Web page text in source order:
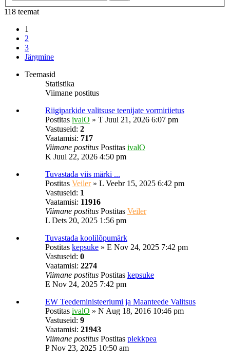
118 teemat
1
2
3
Järgmine
Teemasid
Statistika
Viimane postitus
Riigiparkide valitsuse teenijate vormiriietus
Postitas ivalO » T Juul 21, 2026 6:07 pm
Vastuseid: 2
Vaatamisi: 717
Viimane postitus Postitas ivalO
K Juul 22, 2026 4:50 pm
Tuvastada viis märki ...
Postitas Veiler» L Veebr 15, 2025 6:42 pm
Vastuseid: 1
Vaatamisi: 11916
Viimane postitus Postitas Veiler
L Dets 20, 2025 1:56 pm
Tuvastada koolilõpumärk
Postitas kepsuke » E Nov 24, 2025 7:42 pm
Vastuseid: 0
Vaatamisi: 2274
Viimane postitus Postitas kepsuke
E Nov 24, 2025 7:42 pm
EW Teedeministeeriumi ja Maanteede Valitsus
Postitas ivalO » N Aug 18, 2016 10:46 pm
Vastuseid: 9
Vaatamisi: 21943
Viimane postitus Postitas plekkpea
P Nov 23, 2025 10:50 am